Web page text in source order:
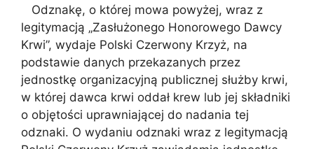
Odznakę, o której mowa powyżej, wraz z
legitymacją „Zasłużonego Honorowego Dawcy
Krwi”, wydaje Polski Czerwony Krzyż, na
podstawie danych przekazanych przez
jednostkę organizacyjną publicznej służby krwi,
w której dawca krwi oddał krew lub jej składniki
o objętości uprawniającej do nadania tej
odznaki. O wydaniu odznaki wraz z legitymacją